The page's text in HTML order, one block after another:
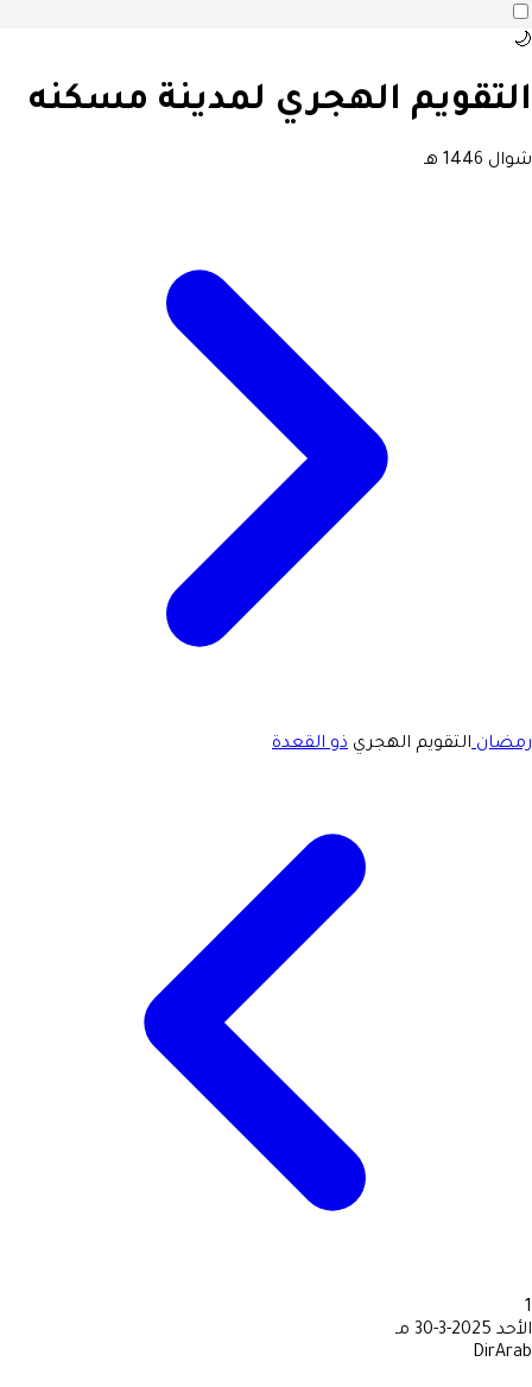
🌙
التقويم الهجري لمدينة مسكنه
شوال 1446 هـ
رمضانالتقويم الهجري ذو القعدة
1
الأحد 2025-3-30 مـ
DirArab